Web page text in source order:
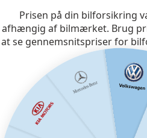
Prisen på din bilforsikring
afhængig af bilmærket. Brug
at se gennemsnitspriser for